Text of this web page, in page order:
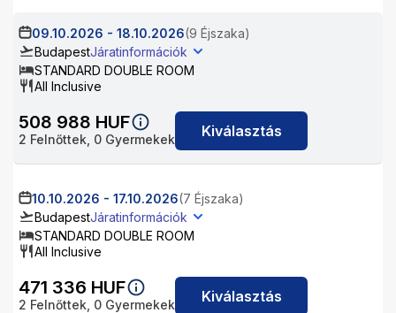
09.10.2026 - 18.10.2026(9 Éjszaka)
BudapestJáratinformációk
STANDARD DOUBLE ROOM
All Inclusive
508 988 HUF
2 Felnőttek, 0 Gyermekek Kiválasztás
10.10.2026 - 17.10.2026(7 Éjszaka)
BudapestJáratinformációk
STANDARD DOUBLE ROOM
All Inclusive
471 336 HUF
2 Felnőttek, 0 Gyermekek Kiválasztás